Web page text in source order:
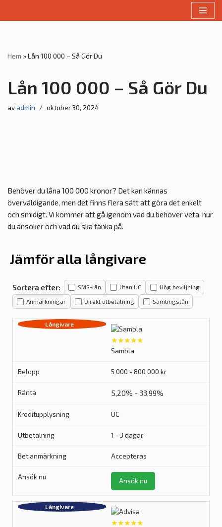
Hem »Lån 100 000 – Så Gör Du
Lån 100 000 – Så Gör Du
avadmin oktober 30, 2024
Behöver du låna 100 000 kronor? Det kan kännas
överväldigande, men det finns flera sätt att göra det enkelt
och smidigt. Vi kommer att gå igenom vad du behöver veta, hur
du ansöker och vad du ska tänka på.
Jämför alla långivare
Sortera efter: SMS-lån Utan UC Hög beviljning
Anmärkningar Direkt utbetalning Samlingslån
★★★★★
Sambla
5 000 - 800 000 kr
5,20% - 33,99%
UC
1 - 3 dagar
Accepteras
Ansök nu
★★★★★